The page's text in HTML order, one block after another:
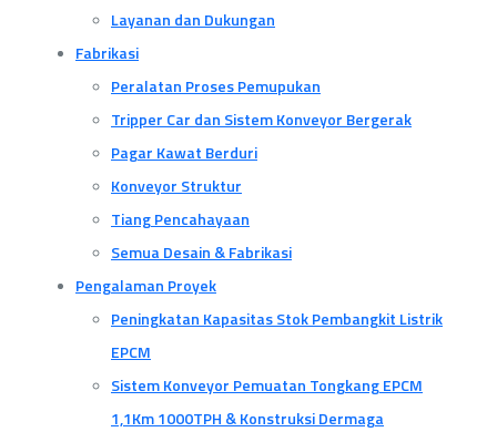
Layanan dan Dukungan
Fabrikasi
Peralatan Proses Pemupukan
Tripper Car dan Sistem Konveyor Bergerak
Pagar Kawat Berduri
Konveyor Struktur
Tiang Pencahayaan
Semua Desain & Fabrikasi
Pengalaman Proyek
Peningkatan Kapasitas Stok Pembangkit Listrik
EPCM
Sistem Konveyor Pemuatan Tongkang EPCM
1,1Km 1000TPH & Konstruksi Dermaga